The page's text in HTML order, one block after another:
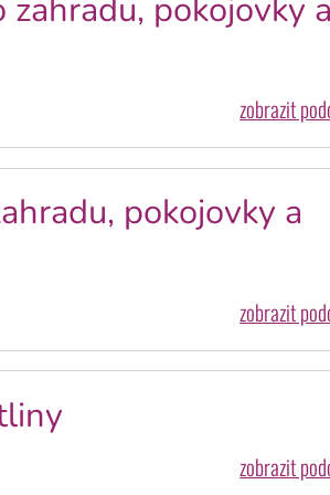
zahradu, pokojovky a
zobrazit
pokojovky a
zobrazit
zobrazit